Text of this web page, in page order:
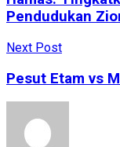
Pendudukan
Next Post
Pesut Etam vs